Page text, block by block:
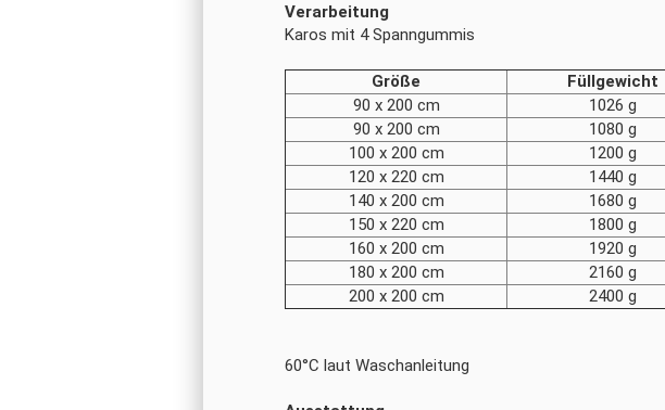
Verarbeitung
Karos mit 4 Spanngummis
Größe
Füllgewicht
90 x 200 cm
1026 g
90 x 200 cm
1080 g
100 x 200 cm
1200 g
120 x 220 cm
1440 g
140 x 200 cm
1680 g
150 x 220 cm
1800 g
160 x 200 cm
1920 g
180 x 200 cm
2160 g
200 x 200 cm
2400 g
60°C laut Waschanleitung